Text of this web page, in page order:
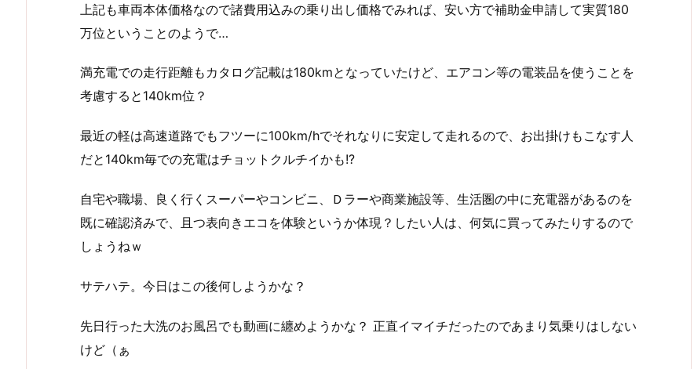
上記も車両本体価格なので諸費用込みの乗り出し価格でみれば、安い方で補助金申請して実質180
万位ということのようで…
満充電での走行距離もカタログ記載は180kmとなっていたけど、エアコン等の電装品を使うことを
考慮すると140km位？
最近の軽は高速道路でもフツーに100km/hでそれなりに安定して走れるので、お出掛けもこなす人
だと140km毎での充電はチョットクルチイかも!?
自宅や職場、良く行くスーパーやコンビニ、Ｄラーや商業施設等、生活圏の中に充電器があるのを
既に確認済みで、且つ表向きエコを体験というか体現？したい人は、何気に買ってみたりするので
しょうねｗ
サテハテ。今日はこの後何しようかな？
先日行った大洗のお風呂でも動画に纏めようかな？ 正直イマイチだったのであまり気乗りはしない
けど（ぁ